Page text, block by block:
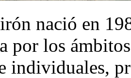
nació en
por los
individuales,